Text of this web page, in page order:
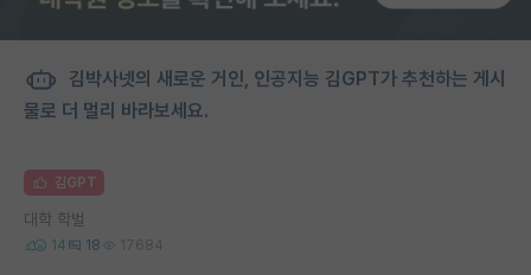
김박사넷의 새로운 거인, 인공지능 김GPT가 추천하는 게시
물로 더 멀리 바라보세요.
김GPT
대학 학벌
14 18 17684